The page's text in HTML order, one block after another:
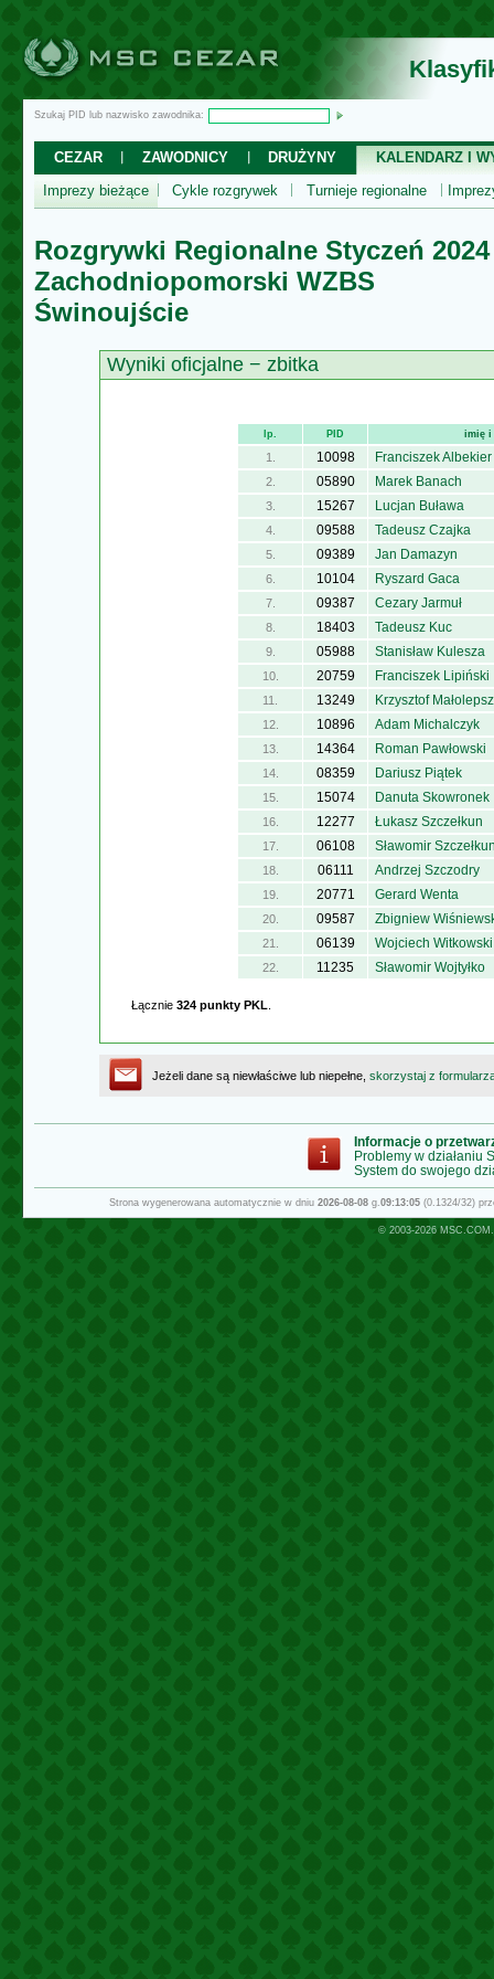
Szukaj PID lub nazwisko zawodnika:
CEZAR ZAWODNICY DRUŻYNY
KALENDARZ I
Imprezy bieżące
Cykle rozgrywek Turnieje regionalne
Rozgrywki Regionalne Styczeń 2024
Zachodniopomorski WZBS
Świnoujście
Wyniki oficjalne − zbitka
lp. PID imię i
1. 10098 Franciszek Albekier
2. 05890 Marek Banach
3. 15267 Lucjan Buława
4. 09588 Tadeusz Czajka
5. 09389 Jan Damazyn
6. 10104 Ryszard Gaca
7. 09387 Cezary Jarmuł
8. 18403 Tadeusz Kuc
9. 05988 Stanisław Kulesza
10. 20759 Franciszek Lipiński
11. 13249 Krzysztof
12. 10896 Adam Michalczyk
13. 14364 Roman Pawłowski
14. 08359 Dariusz Piątek
15. 15074 Danuta Skowronek
16. 12277 Łukasz Szczełkun
17. 06108 Sławomir
18. 06111 Andrzej Szczodry
19. 20771 Gerard Wenta
20. 09587 Zbigniew
21. 06139 Wojciech Witkowski
22. 11235 Sławomir Wojtyłko
Łącznie 324 punkty PKL
Jeżeli dane są niewłaściwe lub niepełne, skorzystaj z
Informacje o
Problemy w działaniu
System do swojego
Strona wygenerowana automatycznie w dniu 2026-08-08 g.09:13:05 (0.1324/32)
© 2003-2026